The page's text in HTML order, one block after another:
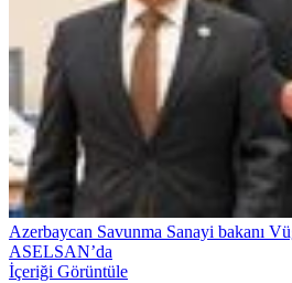
Azerbaycan Savunma Sanayi bakanı
ASELSAN’da
İçeriği Görüntüle